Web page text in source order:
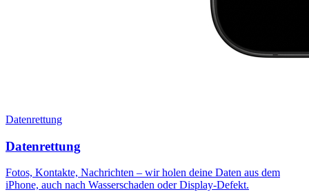
Datenrettung
Datenrettung
Fotos, Kontakte, Nachrichten – wir holen deine Daten aus dem
iPhone, auch nach Wasserschaden oder Display-Defekt.